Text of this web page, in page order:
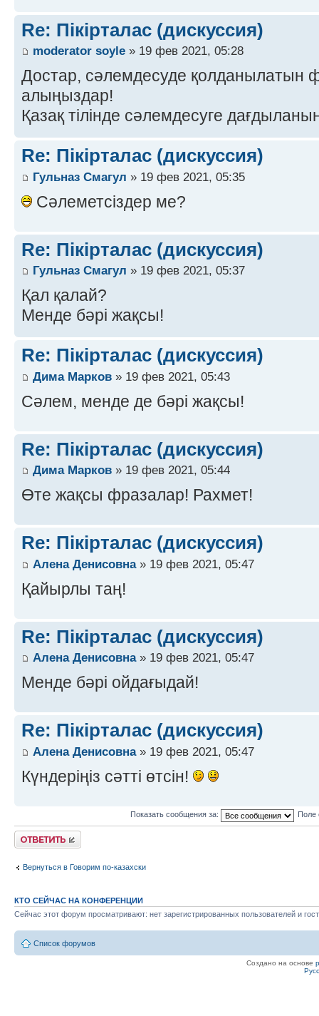
Re: Пікірталас (дискуссия)
moderator soyle » 19 фев 2021, 05:28
Достар, сәлемдесуде қолданылатын
алыңыздар!
Қазақ тілінде сәлемдесуге
Re: Пікірталас (дискуссия)
Гульназ Смагул » 19 фев 2021, 05:35
Сәлеметсіздер ме?
Re: Пікірталас (дискуссия)
Гульназ Смагул » 19 фев 2021, 05:37
Қал қалай?
Менде бәрі жақсы!
Re: Пікірталас (дискуссия)
Дима Марков » 19 фев 2021, 05:43
Сәлем, менде де бәрі жақсы!
Re: Пікірталас (дискуссия)
Дима Марков » 19 фев 2021, 05:44
Өте жақсы фразалар! Рахмет!
Re: Пікірталас (дискуссия)
Алена Денисовна» 19 фев 2021, 05:47
Қайырлы таң!
Re: Пікірталас (дискуссия)
Алена Денисовна» 19 фев 2021, 05:47
Менде бәрі ойдағыдай!
Re: Пікірталас (дискуссия)
Алена Денисовна» 19 фев 2021, 05:47
Күндеріңіз сәтті өтсін!
Показать сообщения за: Поле
Ответить
Вернуться в Говорим по-казахски
КТО СЕЙЧАС НА КОНФЕРЕНЦИИ
Сейчас этот форум просматривают: нет зарегистрированных пользователей и
Список форумов
Создано на основе